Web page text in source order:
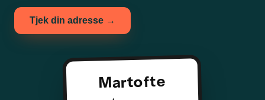
Tjek din adresse →
Martofte